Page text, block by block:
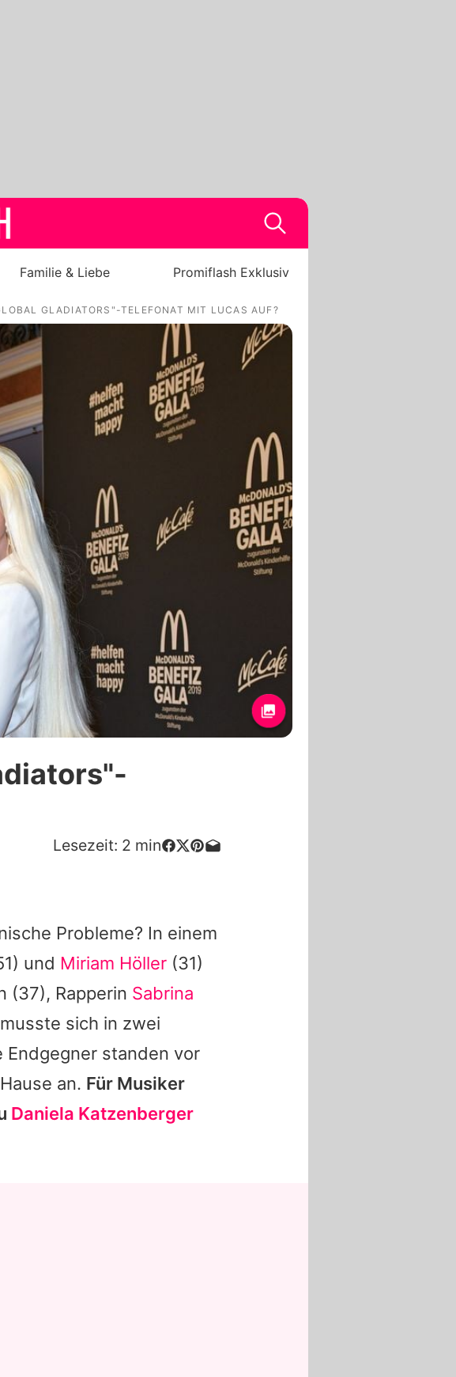
Familie & Liebe Promiflash Exklusiv
GLADIATORS"-TELEFONAT MIT LUCAS AUF?
Lesezeit: 2 min
Probleme? In einem
und Miriam Höller (31)
(37), Rapperin Sabrina
sich in zwei
Endgegner standen vor
an. Für Musiker
Daniela Katzenberger